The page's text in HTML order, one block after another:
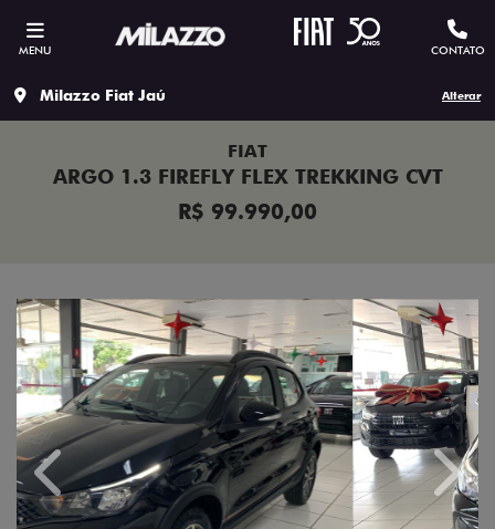
MENU CONTATO
Milazzo Fiat Jaú Alterar
FIAT
ARGO 1.3 FIREFLY FLEX TREKKING CVT
R$ 99.990,00
Previous Next